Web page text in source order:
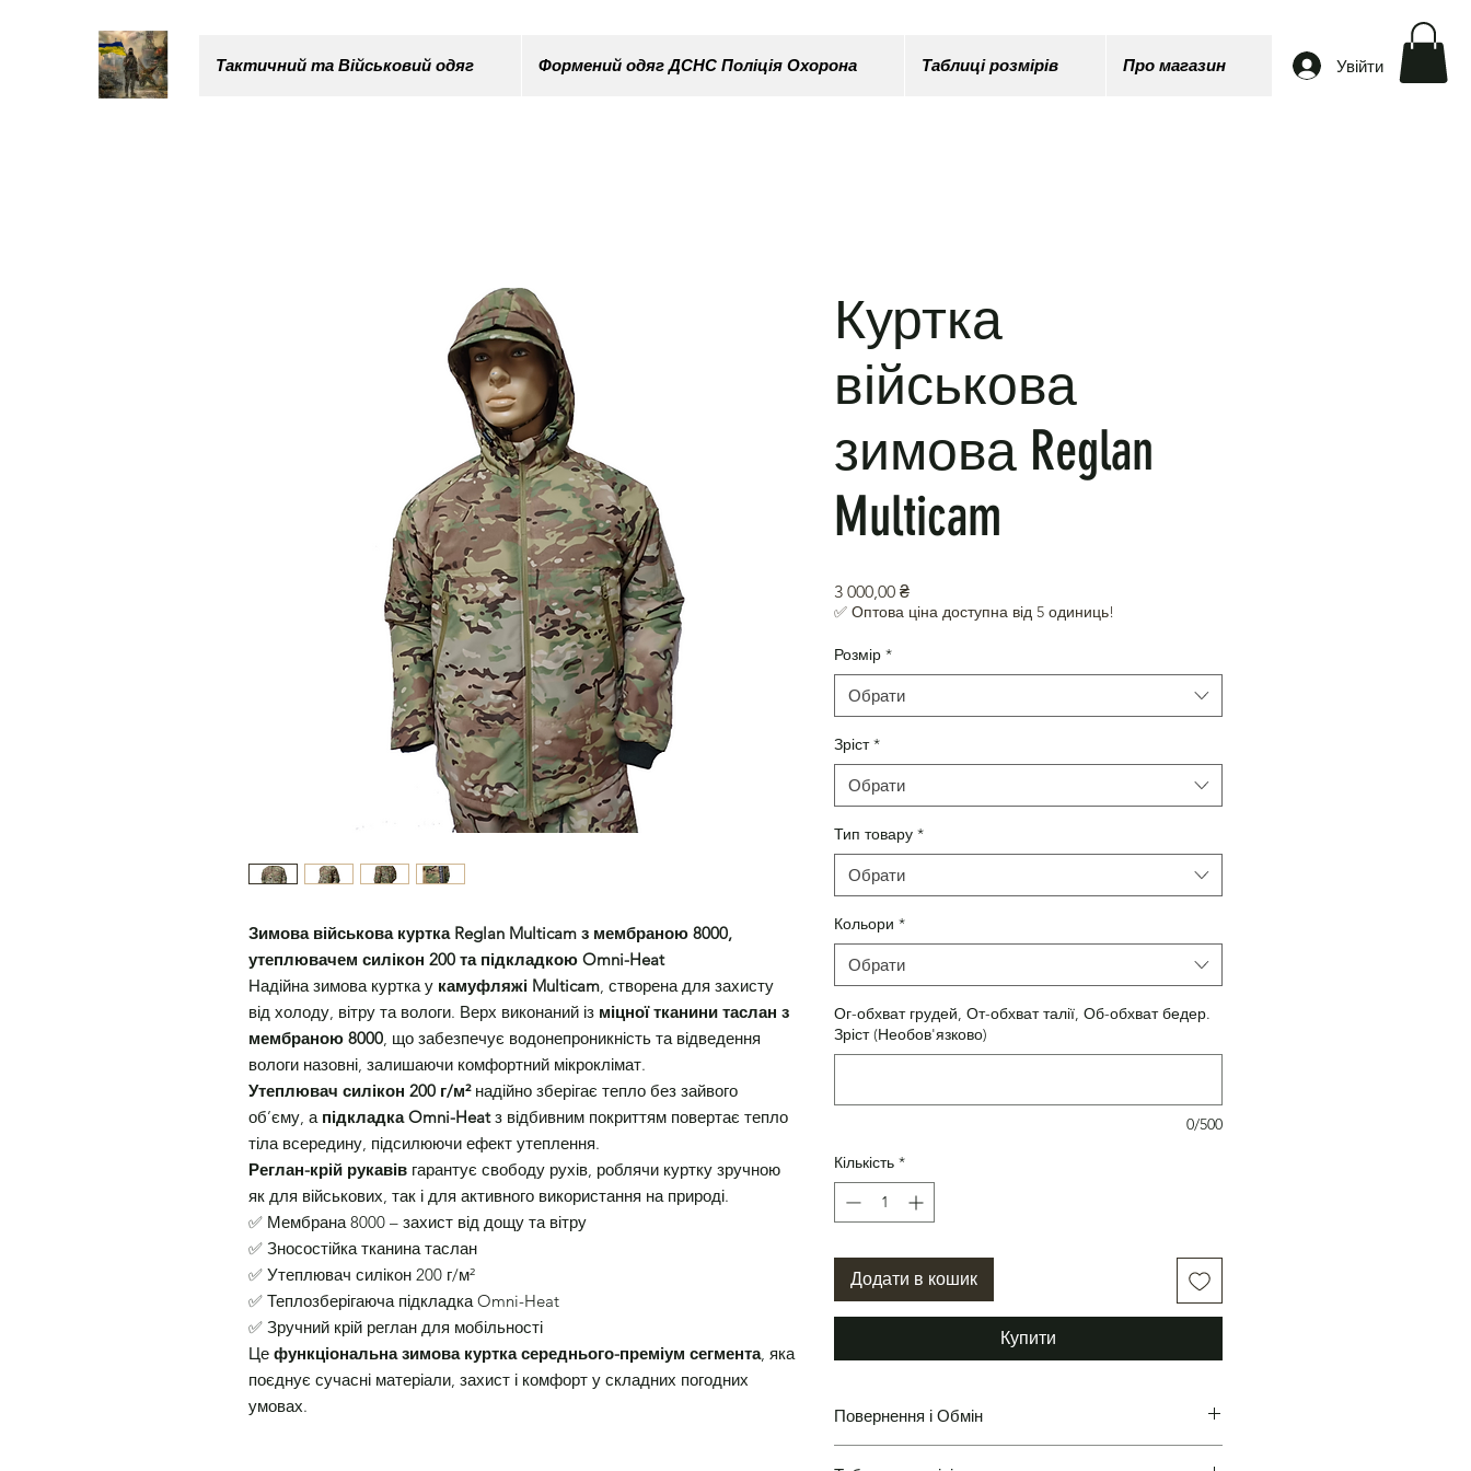
Тактичний та Військовий одяг Формений одяг ДСНС Поліція Охорона Таблиці розмірів Про магазин Увійти
Зимова військова куртка Reglan Multicam з мембраною 8000,
утеплювачем силікон 200 та підкладкою Omni-Heat
Надійна зимова куртка у камуфляжі Multicam, створена для захисту
від холоду, вітру та вологи. Верх виконаний із міцної тканини таслан з
мембраною 8000, що забезпечує водонепроникність та відведення
вологи назовні, залишаючи комфортний мікроклімат.
Утеплювач силікон 200 г/м²надійно зберігає тепло без зайвого
об’єму, а підкладка Omni-Heatз відбивним покриттям повертає тепло
тіла всередину, підсилюючи ефект утеплення.
Реглан-крій рукавів гарантує свободу рухів, роблячи куртку зручною
як для військових, так і для активного використання на природі.
✅ Мембрана 8000 – захист від дощу та вітру
✅ Зносостійка тканина таслан
✅ Утеплювач силікон 200 г/м²
✅ Теплозберігаюча підкладка Omni-Heat
✅ Зручний крій реглан для мобільності
Це функціональна зимова куртка середнього-преміум сегмента, яка
поєднує сучасні матеріали, захист і комфорт у складних погодних
умовах.
Куртка
військова
зимова Reglan
Multicam
3 000,00 ₴Ціна
✅ Оптова ціна доступна від 5 одиниць!
Розмір *
Обрати
Зріст *
Обрати
Тип товару *
Обрати
Кольори *
Обрати
Ог-обхват грудей, От-обхват талії, Об-обхват бедер.
Зріст (Необов'язково)
0/500
Кількість *
Додати в кошик
Купити
Повернення і Обмін